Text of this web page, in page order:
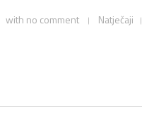
with no comment Natječaji